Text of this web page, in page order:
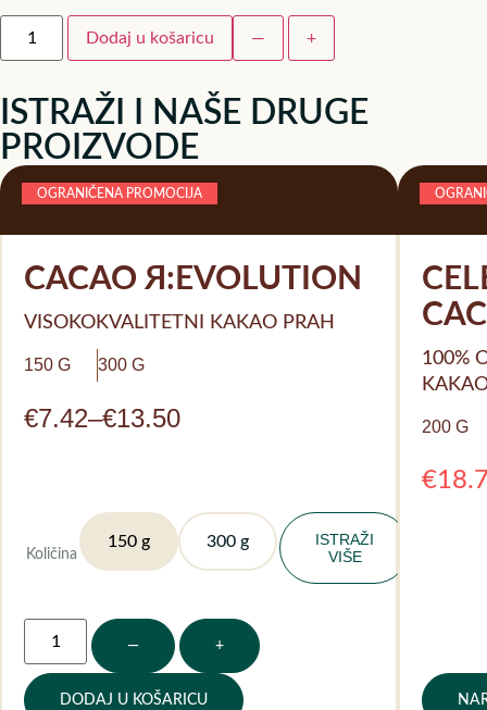
— +
Dodaj u košaricu
ISTRAŽI I NAŠE DRUGE
PROIZVODE
OGRANIČENA PROMOCIJA
CACAO Я:EVOLUTION
VISOKOKVALITETNI KAKAO PRAH
150 G 300 G
€7.42–€13.50
Količina
150 g 300 g
— +
DODAJ U KOŠARICU
ISTRAŽI
VIŠE
100%
200 G
€